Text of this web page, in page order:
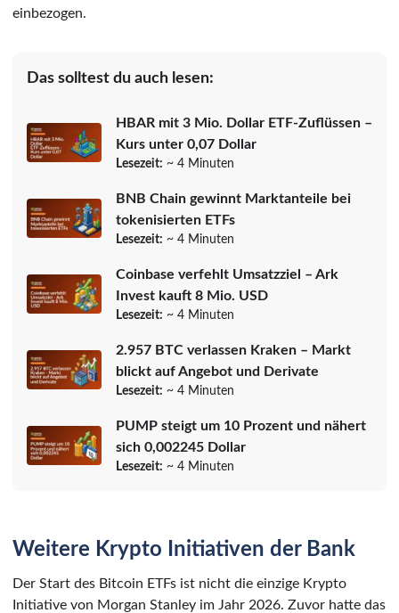
einbezogen.
Das solltest du auch lesen:
HBAR mit 3 Mio. Dollar ETF-Zuflüssen –
Kurs unter 0,07 Dollar
Lesezeit: ~ 4 Minuten
BNB Chain gewinnt Marktanteile bei
tokenisierten ETFs
Lesezeit: ~ 4 Minuten
Coinbase verfehlt Umsatzziel – Ark
Invest kauft 8 Mio. USD
Lesezeit: ~ 4 Minuten
2.957 BTC verlassen Kraken – Markt
blickt auf Angebot und Derivate
Lesezeit: ~ 4 Minuten
PUMP steigt um 10 Prozent und nähert
sich 0,002245 Dollar
Lesezeit: ~ 4 Minuten
Weitere Krypto Initiativen der Bank
Der Start des Bitcoin ETFs ist nicht die einzige Krypto
Initiative von Morgan Stanley im Jahr 2026. Zuvor hatte das